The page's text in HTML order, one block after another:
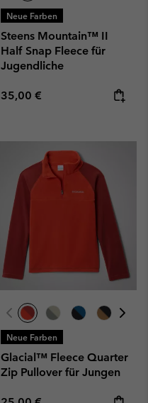
Neue Farben
Steens Mountain™ II
Half Snap Fleece für
Jugendliche
Regular price:
35,00 €
Neue Farben
Glacial™ Fleece Quarter
Zip Pullover für Jungen